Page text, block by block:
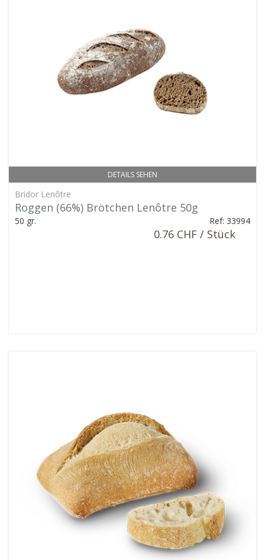
DETAILS SEHEN
Bridor Lenôtre
Roggen (66%) Brötchen Lenôtre 50g
50 gr. Ref: 33994
0.76 CHF / Stück